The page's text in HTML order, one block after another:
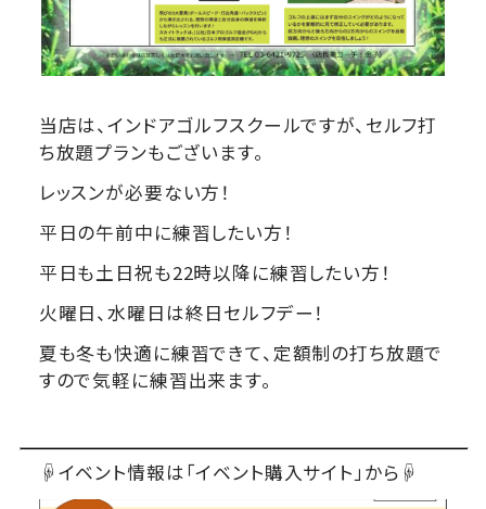
当店は、インドアゴルフスクールですが、セルフ打
ち放題プランもございます。
レッスンが必要ない方！
平日の午前中に練習したい方！
平日も土日祝も22時以降に練習したい方！
火曜日、水曜日は終日セルフデー！
夏も冬も快適に練習できて、定額制の打ち放題で
すので気軽に練習出来ます。
☟イベント情報は「イベント購入サイト」から☟